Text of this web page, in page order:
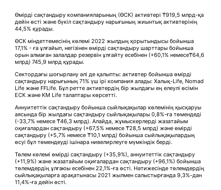
Өмірді сақтандыру компанияларының (ӨСК) активтері ₸919,5 млрд-қа
дейін өсті және бүкіл сақтандыру нарығының жиынтық активтерінің
44,5% құрады.
ӨСК міндеттемесінің көлемі 2022 жылдың қорытындысы бойынша
17,1% - ға ұлғайып, негізінен өмірді сақтандыру шарттары бойынша
орын алмаған залалдар резервін ұлғайту есебінен (+60,1% немесе₸64,6
млрд) 745,9 млрд құрады.
Сектордағы шоғырлану әлі де қалыпты: активтер бойынша өмірді
сақтандыру нарығының 71% үш ірі компания алады: Халық-Life, Nomad
Life және FFLife. Бұл ретте активтердің бір жылдағы ең елеулі өсімін
ЕСК және KM Life талаптары көрсетті.
Аннуитеттік сақтандыру бойынша сыйлықақылар көлемінің қысқаруы
аясында бір жылдағы сақтандыру сыйлықақылары 0,8%-ға төмендеді
(-33,7% немесе ₸46,3 млрд). Алайда, жұмыскерлерді жазатайым
оқиғалардан сақтандыру (+67,5% немесе ₸28,5 млрд) және өмірді
сақтандыру (+5,7% немесе ₸10,1 млрд) бойынша сыйлықақылардың
өсуі бұл төмендеуді ішінара нивелирлеуге мүмкіндік берді.
Төлем көлемі өмірді сақтандыру (+35,9%), аннуитеттік сақтандыру
(+11,9%) және жазатайым оқиғалардан сақтандыру (+96,1%) бойынша
төлемдердің ұлғаюы есебінен 22,1%-ға өсті. Нәтижесінде төлемдердің
сыйлықақыларға арақатынасы 2021 жылмен салыстырғанда 9,3%-дан
11,4%-ға дейін өсті.